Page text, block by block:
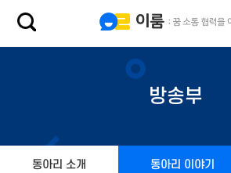
방송부
동아리 소개 동아리 이야기